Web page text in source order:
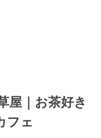
屋｜お茶好き
フェ